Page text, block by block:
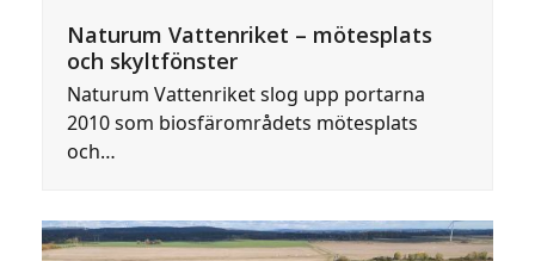
Naturum Vattenriket – mötesplats
och skyltfönster
Naturum Vattenriket slog upp portarna
2010 som biosfärområdets mötesplats
och…